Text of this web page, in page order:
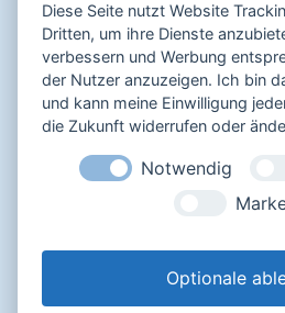
Sicher bezahlen mit
Impressum
Diese Seite nutzt Website
Dritten, um ihre Dienste
verbessern und Werbung
der Nutzer anzuzeigen. Ich bin
und kann meine Einwilligung
die Zukunft widerrufen oder
Notwendig
Optionale